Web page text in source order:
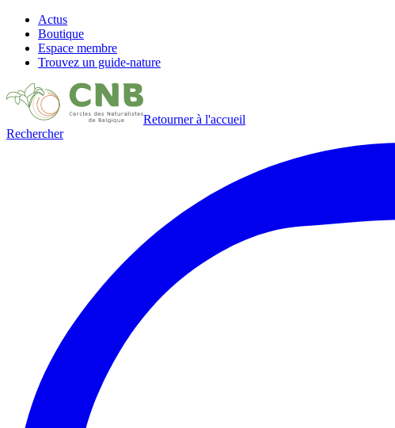
Actus
Boutique
Espace membre
Trouvez un guide-nature
Retourner à l'accueil
Rechercher